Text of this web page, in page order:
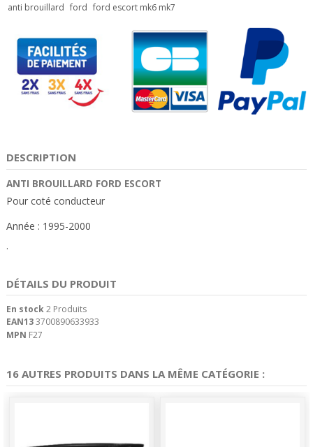
anti brouillard ford ford escort mk6 mk7
DESCRIPTION
ANTI BROUILLARD FORD ESCORT
Pour coté conducteur
Année : 1995-2000
.
DÉTAILS DU PRODUIT
En stock2 Produits
EAN133700890633933
MPN F27
16 AUTRES PRODUITS DANS LA MÊME CATÉGORIE :